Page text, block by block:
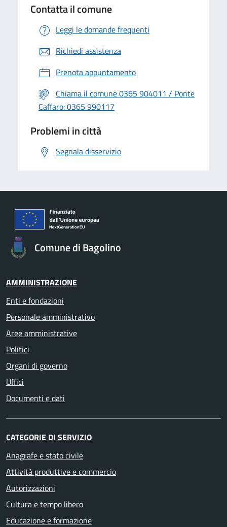
Contatta il comune
Leggi le domande frequenti
Richiedi assistenza
Prenota appuntamento
Chiama il comune 0365 904011 / Ponte
Caffaro: 0365 990117
Problemi in città
Segnala disservizio
Comune di Bagolino
AMMINISTRAZIONE
Enti e fondazioni
Personale amministrativo
Aree amministrative
Politici
Organi di governo
Uffici
Documenti e dati
CATEGORIE DI SERVIZIO
Anagrafe e stato civile
Attività produttive e commercio
Autorizzazioni
Cultura e tempo libero
Educazione e formazione